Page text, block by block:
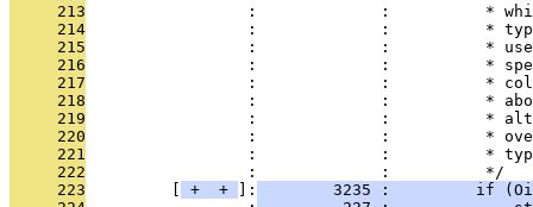
     213
:             :          *
     214
:             :          *
     215
:             :          *
     216
:             :          *
     217
:             :          *
     218
:             :          *
     219
:             :          *
     220
:             :          *
     221
:             :          *
     222
                 :             :          */
     223
+ + ]:
3235 :         if